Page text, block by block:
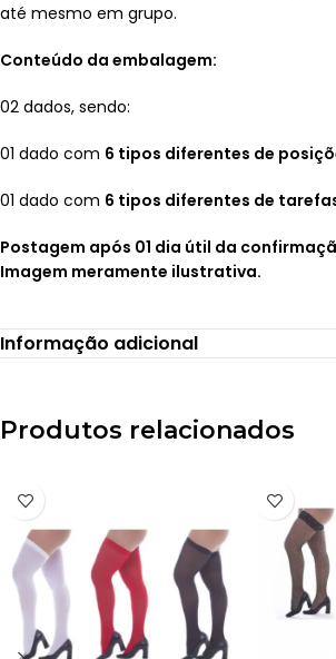
até mesmo em grupo.
Conteúdo da embalagem:
02 dados, sendo:
01 dado com 6 tipos diferentes de
01 dado com 6 tipos diferentes de
Postagem após 01 dia útil da
Imagem meramente ilustrativa.
Informação adicional
Produtos relacionados